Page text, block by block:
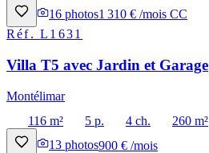
16 photos1 310 € /mois CC
Réf.L1631
Villa T5 avec Jardin et Garage
Montélimar
116 m²
5 p. 4 ch.
260 m²
13 photos900 € /mois